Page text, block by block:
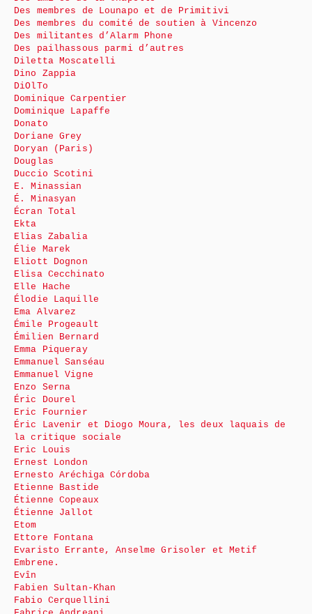
Des membres de Lounapo et de Primitivi
Des membres du comité de soutien à Vincenzo
Des militantes d’Alarm Phone
Des pailhassous parmi d’autres
Diletta Moscatelli
Dino Zappia
DiOlTo
Dominique Carpentier
Dominique Lapaffe
Donato
Doriane Grey
Doryan (Paris)
Douglas
Duccio Scotini
E. Minassian
É. Minasyan
Écran Total
Ekta
Elias Zabalia
Élie Marek
Eliott Dognon
Elisa Cecchinato
Elle Hache
Élodie Laquille
Ema Alvarez
Émile Progeault
Émilien Bernard
Emma Piqueray
Emmanuel Sanséau
Emmanuel Vigne
Enzo Serna
Éric Dourel
Eric Fournier
Éric Lavenir et Diogo Moura, les deux laquais de
la critique sociale
Eric Louis
Ernest London
Ernesto Aréchiga Córdoba
Etienne Bastide
Étienne Copeaux
Étienne Jallot
Etom
Ettore Fontana
Evaristo Errante, Anselme Grisoler et Metif
Embrene.
Evîn
Fabien Sultan-Khan
Fabio Cerquellini